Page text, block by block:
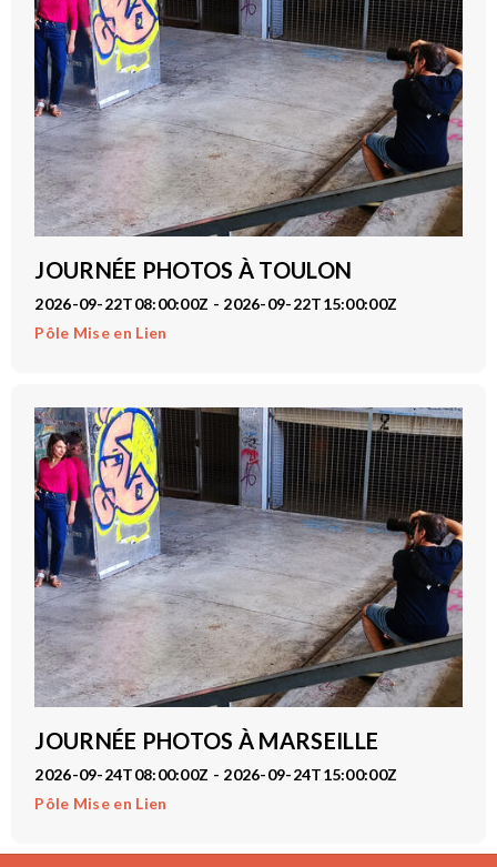
JOURNÉE PHOTOS À TOULON
2026-09-22T08:00:00Z - 2026-09-22T15:00:00Z
Pôle Mise en Lien
JOURNÉE PHOTOS À MARSEILLE
2026-09-24T08:00:00Z - 2026-09-24T15:00:00Z
Pôle Mise en Lien